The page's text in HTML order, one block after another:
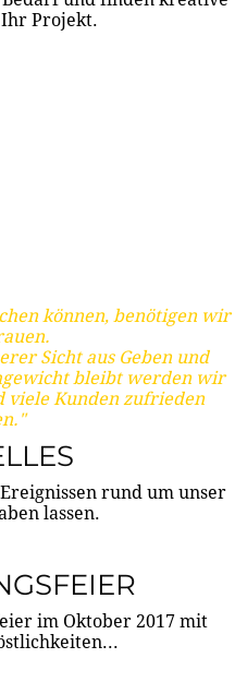
Projekt.
können, benötigen wir
Sicht aus Geben und
bleibt werden wir
viele Kunden zufrieden
rund um unser
lassen.
im Oktober 2017 mit